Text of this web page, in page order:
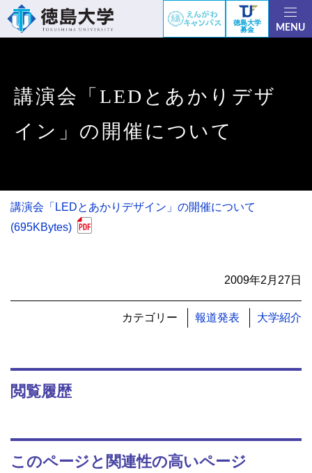
徳島大学
募金
MENU
講演会「LEDとあかりデザ
イン」の開催について
講演会「LEDとあかりデザイン」の開催について
(695KBytes)
2009年2月27日
カテゴリー 報道発表 大学紹介
閲覧履歴
このページと関連性の高いページ